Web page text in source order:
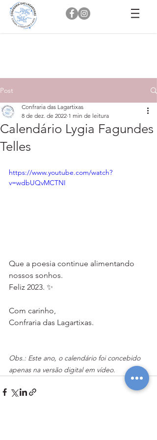
Post
Calendário Lygia Fagundes
Telles
Confraria das Lagartixas
8 de dez. de 2022 1 min de leitura
https://www.youtube.com/watch?
v=wdbUQvMCTNI
Que a poesia continue alimentando
nossos sonhos.
Feliz 2023. ✨
Com carinho,
Confraria das Lagartixas.
Obs.: Este ano, o calendário foi concebido
apenas na versão digital em vídeo.